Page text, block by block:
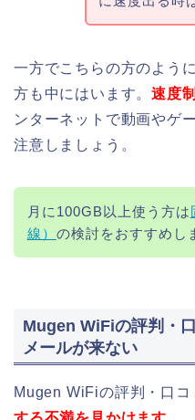
一方でこちらの方のよう
方も中にはいます。速度
ンターネットで動画やゲ
注意しましょう。
月に100GB以上使う方は
線） の検討をおすすめし
Mugen WiFiの評判・
メールが来ない
Mugen WiFiの評判・口